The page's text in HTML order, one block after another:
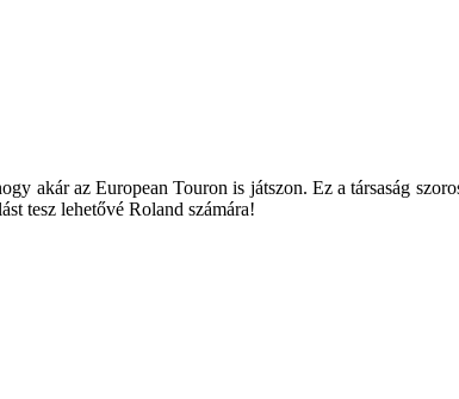
akár az European Touron is játszon. Ez a társaság
tesz lehetővé Roland számára!